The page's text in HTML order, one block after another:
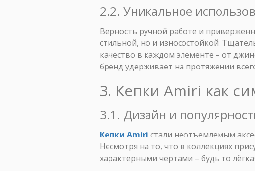
2.2. Уникальное
Верность ручной работе и
стильной, но и износостойкой.
качество в каждом элементе – от
бренд удерживает на протяжении
3. Кепки Amiri как
3.1. Дизайн и
Кепки Amiri стали неотъемлемым
Несмотря на то, что в коллекциях
характерными чертами – будь то